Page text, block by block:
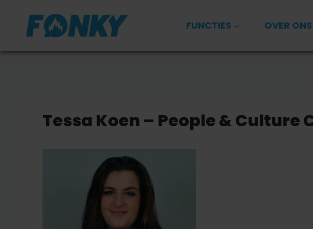
inhoud
FUNCTIES OVER ONS
Tessa Koen – People & Culture